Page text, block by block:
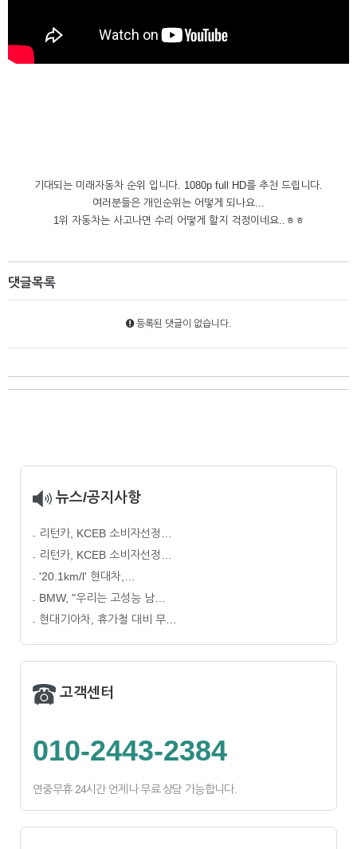
기대되는 미래자동차 순위 입니다. 1080p full HD를 추천 드립니다.
여러분들은 개인순위는 어떻게 되나요...
1위 자동차는 사고나면 수리 어떻게 할지 걱정이네요..ㅎㅎ
댓글목록
등록된 댓글이 없습니다.
뉴스/공지사항
리턴카, KCEB 소비자선정…
리턴카, KCEB 소비자선정…
'20.1km/l' 현대차,…
BMW, "우리는 고성능 남…
현대기아차, 휴가철 대비 무…
고객센터
010-2443-2384
연중무휴 24시간 언제나 무료 상담 가능합니다.